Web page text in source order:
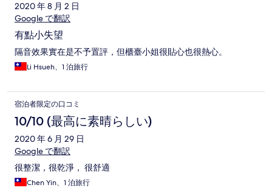
2020 年 8 月 2 日
Google で翻訳
有點小失望
隔音效果實在是不予置評，但櫃臺小姐很貼心也很熱心。
Li Hsueh、1 泊旅行
宿泊者限定の口コミ
10/10 (最高に素晴らしい)
2020 年 6 月 29 日
Google で翻訳
很整潔，很乾淨， 很舒適
Chen Yin、1 泊旅行